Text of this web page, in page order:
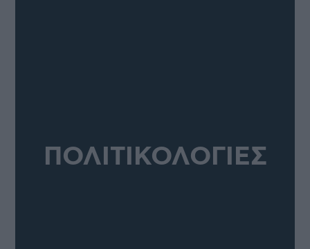
ΠΟΛΙΤΙΚΟΛΟΓΙΕΣ